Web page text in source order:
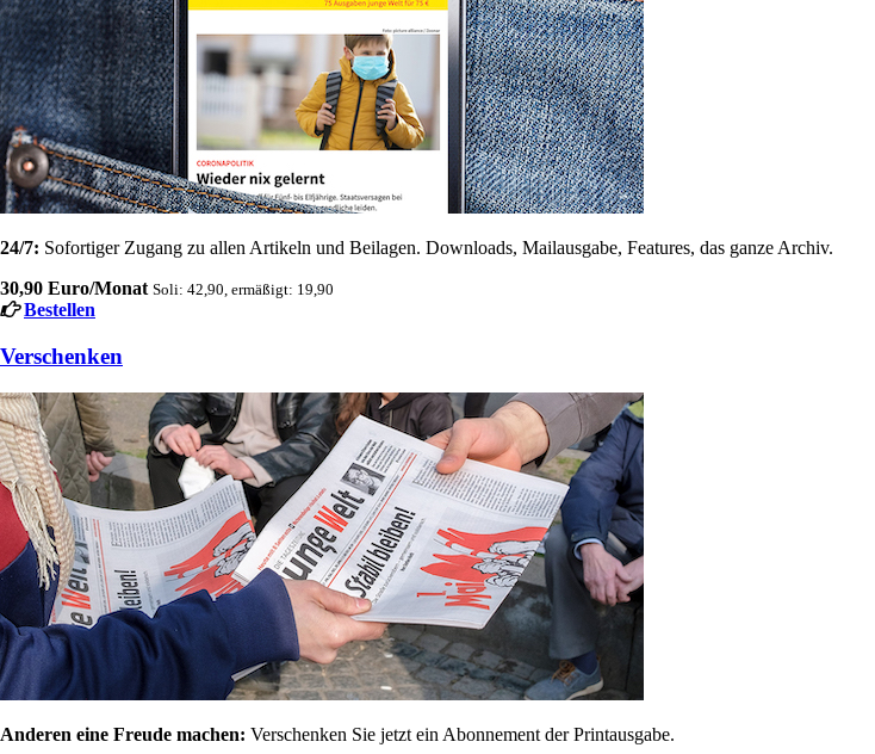
24/7: Sofortiger Zugang zu allen Artikeln und Beilagen. Downloads, Mailausgabe, Features, das ganze Archiv.
30,90 Euro/Monat Soli: 42,90, ermäßigt: 19,90
Bestellen
Verschenken
Anderen eine Freude machen: Verschenken Sie jetzt ein Abonnement der Printausgabe.